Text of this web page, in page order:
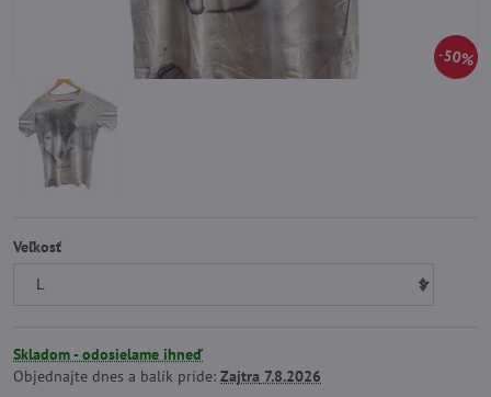
50%
Veľkosť
Skladom - odosielame ihneď
Objednajte dnes a balík príde: Zajtra 7.8.2026